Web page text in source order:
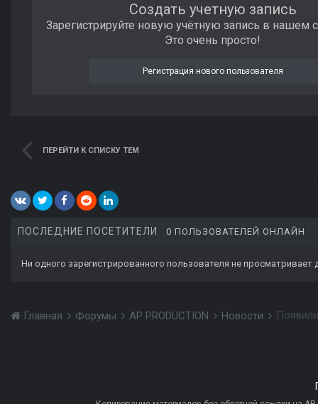
Создать учетную запись
Зарегистрируйте новую учётную запись в нашем
Это очень просто!
Регистрация нового пользователя
ПЕРЕЙТИ К СПИСКУ ТЕМ
ПОСЛЕДНИЕ ПОСЕТИТЕЛИ 0 ПОЛЬЗОВАТЕЛЕЙ ОНЛАЙН
Ни одного зарегистрированного пользователя не просматривает
Главная Форумы AP PRODUCTION Новости